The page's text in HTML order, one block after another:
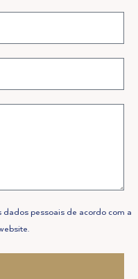
pessoais de acordo com a